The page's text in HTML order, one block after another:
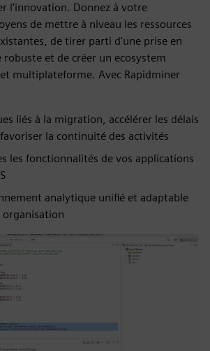
l'innovation. Donnez à votre
de mettre à niveau les ressources
de tirer parti d'une prise en
et de créer un ecosystem
multiplateforme. Avec Rapidminer
liés à la migration, accélérer les délais
la continuité des activités
les fonctionnalités de vos applications
analytique unifié et adaptable
organisation